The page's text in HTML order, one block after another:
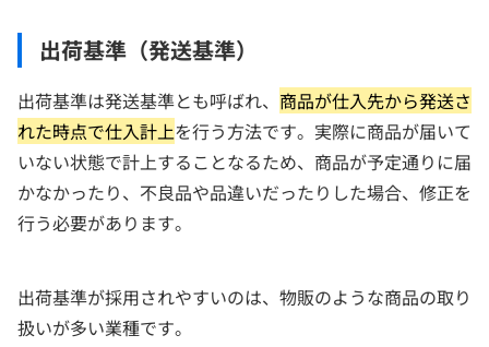
出荷基準（発送基準）
出荷基準は発送基準とも呼ばれ、 商品が仕入先から発送さ
れた時点で仕入計上を行う方法です。実際に商品が届いて
いない状態で計上することなるため、商品が予定通りに届
かなかったり、不良品や品違いだったりした場合、修正を
行う必要があります。
出荷基準が採用されやすいのは、物販のような商品の取り
扱いが多い業種です。